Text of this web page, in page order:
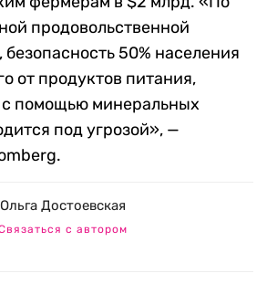
продовольственной
50% населения
от продуктов питания,
помощью минеральных
под угрозой», —
Ольга Достоевская
с автором